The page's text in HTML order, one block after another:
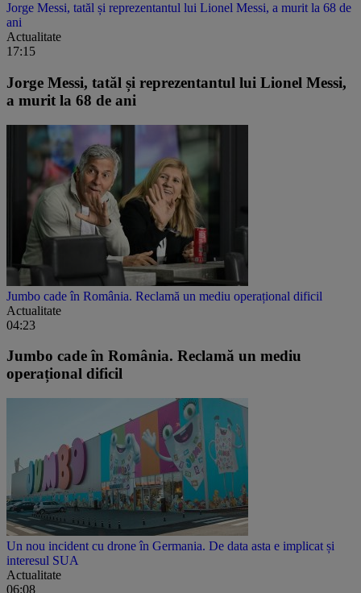
Jorge Messi, tatăl și reprezentantul lui Lionel Messi, a murit la 68 de
ani
Actualitate
17:15
Jorge Messi, tatăl și reprezentantul lui Lionel Messi,
a murit la 68 de ani
Jumbo cade în România. Reclamă un mediu operațional dificil
Actualitate
04:23
Jumbo cade în România. Reclamă un mediu
operațional dificil
Un nou incident cu drone în Germania. De data asta e implicat și
interesul SUA
Actualitate
06:08